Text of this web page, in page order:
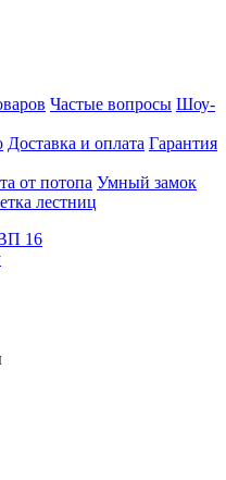
Частые вопросы Шоу-
Доставка и оплата Гарантия
от потопа Умный замок
лестниц
16